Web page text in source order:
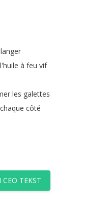
l'huile à feu vif
les galettes
chaque côté
TEKST